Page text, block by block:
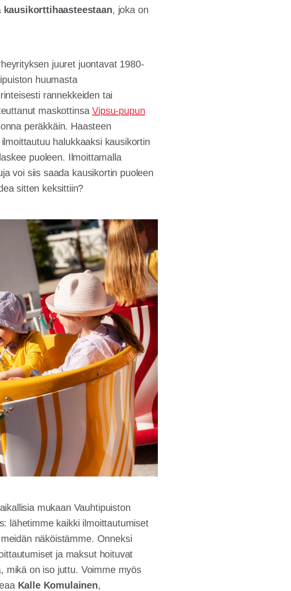
kausikorttihaasteestaan, joka on
juuret juontavat 1980-
huumasta
rannekkeiden tai
maskottinsaVipsu-pupun
peräkkäin. Haasteen
halukkaaksi kausikortin
puoleen. Ilmoittamalla
voi siis saada kausikortin puoleen
sitten keksittiin?
mukaan Vauhtipuiston
lähetimme kaikki ilmoittautumiset
näköistämme. Onneksi
ja maksut hoituvat
mikä on iso juttu. Voimme myös
Kalle Komulainen,